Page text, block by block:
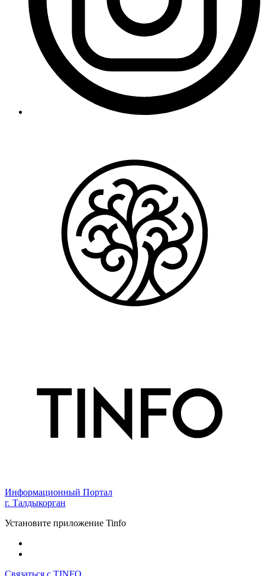
Информационный Портал
г. Талдыкорган
Установите приложение Tinfo